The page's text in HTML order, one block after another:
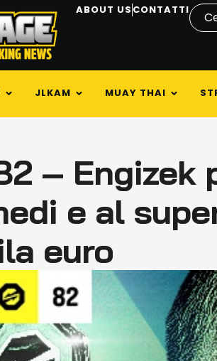
ABOUT US CONTATTI
JLKAM MUAY THAI
– Engizek
e al
euro